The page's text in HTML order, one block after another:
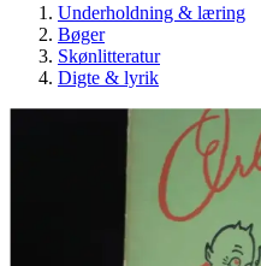
Underholdning & læring
Bøger
Skønlitteratur
Digte & lyrik